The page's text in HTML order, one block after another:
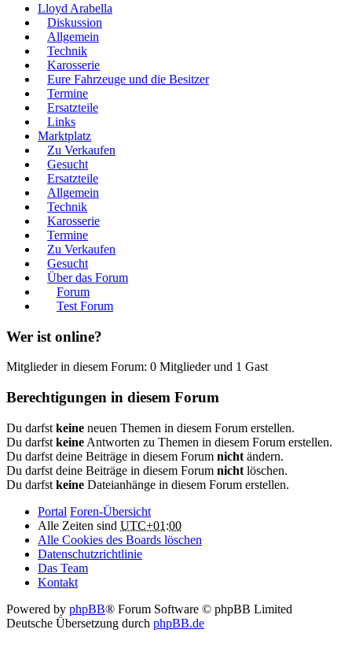
Lloyd Arabella
Diskussion
Allgemein
Technik
Karosserie
Eure Fahrzeuge und die Besitzer
Termine
Ersatzteile
Links
Marktplatz
Zu Verkaufen
Gesucht
Ersatzteile
Allgemein
Technik
Karosserie
Termine
Zu Verkaufen
Gesucht
Über das Forum
Forum
Test Forum
Wer ist online?
Mitglieder in diesem Forum: 0 Mitglieder und 1 Gast
Berechtigungen in diesem Forum
Du darfst keine neuen Themen in diesem Forum erstellen.
Du darfst keine Antworten zu Themen in diesem Forum erstellen.
Du darfst deine Beiträge in diesem Forum nicht ändern.
Du darfst deine Beiträge in diesem Forum nicht löschen.
Du darfst keine Dateianhänge in diesem Forum erstellen.
Portal Foren-Übersicht
Alle Zeiten sind UTC+01:00
Alle Cookies des Boards löschen
Datenschutzrichtlinie
Das Team
Kontakt
Powered by phpBB® Forum Software © phpBB Limited
Deutsche Übersetzung durch phpBB.de